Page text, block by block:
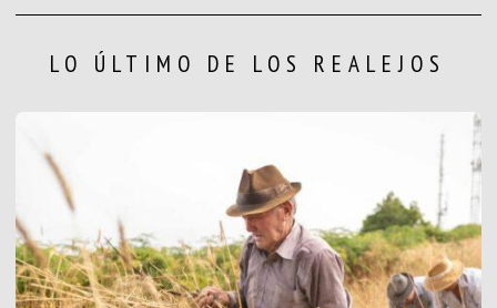
LO ÚLTIMO DE LOS REALEJOS